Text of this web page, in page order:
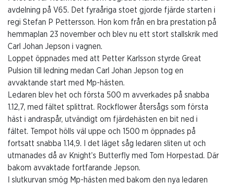
avdelning på V65. Det fyraåriga stoet gjorde fjärde starten i
regi Stefan P Pettersson. Hon kom från en bra prestation på
hemmaplan 23 november och blev nu ett stort stallskrik med
Carl Johan Jepson i vagnen.
Loppet öppnades med att Petter Karlsson styrde Great
Pulsion till ledning medan Carl Johan Jepson tog en
avvaktande start med Mp-hästen.
Ledaren blev het och första 500 m avverkades på snabba
1.12,7, med fältet splittrat. Rockflower återsågs som första
häst i andraspår, utvändigt om fjärdehästen en bit ned i
fältet. Tempot hölls väl uppe och 1500 m öppnades på
fortsatt snabba 1.14,9. I det läget såg ledaren sliten ut och
utmanades då av Knight’s Butterfly med Tom Horpestad. Där
bakom avvaktade fortfarande Jepson.
I slutkurvan smög Mp-hästen med bakom den nya ledaren